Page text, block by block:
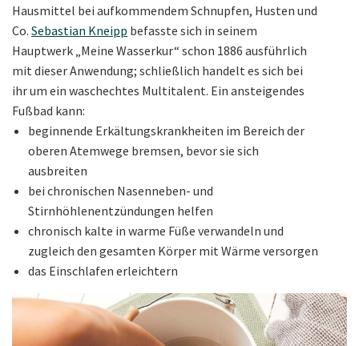
Hausmittel bei aufkommendem Schnupfen, Husten und
Co. Sebastian Kneipp befasste sich in seinem
Hauptwerk „Meine Wasserkur“ schon 1886 ausführlich
mit dieser Anwendung; schließlich handelt es sich bei
ihr um ein waschechtes Multitalent. Ein ansteigendes
Fußbad kann:
beginnende Erkältungskrankheiten im Bereich der
oberen Atemwege bremsen, bevor sie sich
ausbreiten
bei chronischen Nasenneben- und
Stirnhöhlenentzündungen helfen
chronisch kalte in warme Füße verwandeln und
zugleich den gesamten Körper mit Wärme versorgen
das Einschlafen erleichtern